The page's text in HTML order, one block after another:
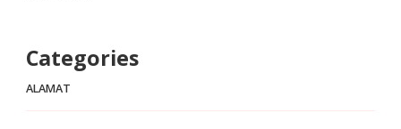
Categories
ALAMAT